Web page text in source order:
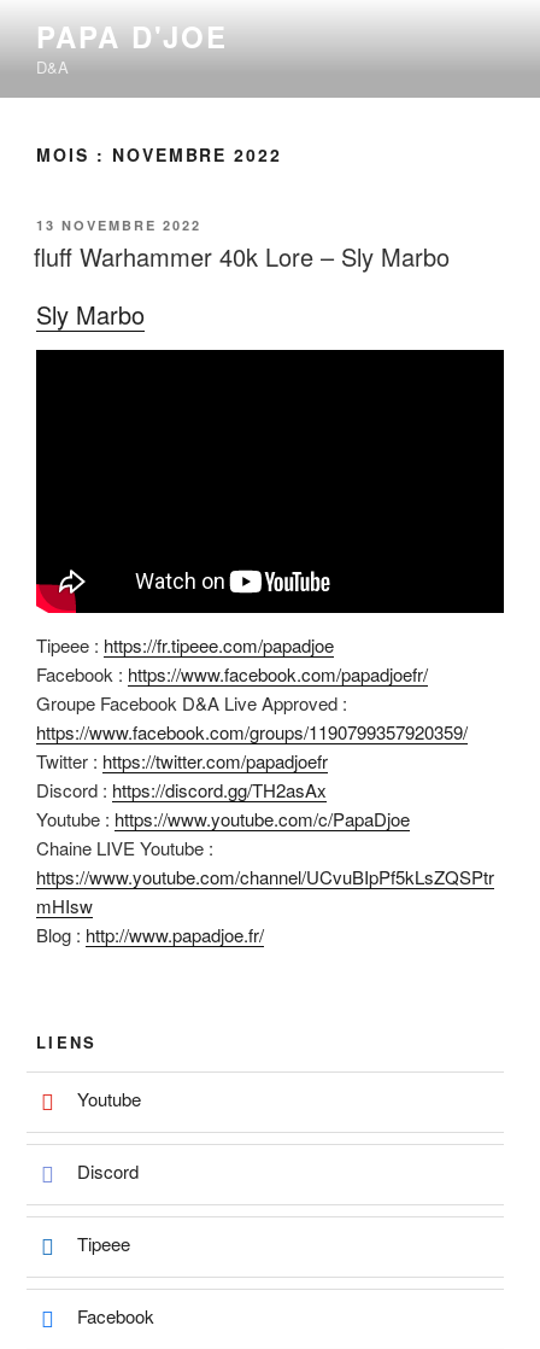
contenu
principal
PAPA D'JOE
D&A
MOIS : NOVEMBRE 2022
PUBLIÉ
LE
13 NOVEMBRE 2022
fluff Warhammer 40k Lore – Sly Marbo
Sly Marbo
Tipeee : https://fr.tipeee.com/papadjoe
Facebook : https://www.facebook.com/papadjoefr/
Groupe Facebook D&A Live Approved :
https://www.facebook.com/groups/1190799357920359/
Twitter : https://twitter.com/papadjoefr
Discord : https://discord.gg/TH2asAx
Youtube : https://www.youtube.com/c/PapaDjoe
Chaine LIVE Youtube :
https://www.youtube.com/channel/UCvuBIpPf5kLsZQSPtr
mHIsw
Blog : http://www.papadjoe.fr/
LIENS
Youtube
Discord
Tipeee
Facebook